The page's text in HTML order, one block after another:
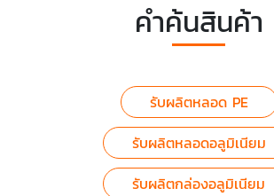
คำค้นสินค้า
รับผลิตหลอด PE
รับผลิตหลอดอลูมิเนียม
รับผลิตกล่องอลูมิเนียม